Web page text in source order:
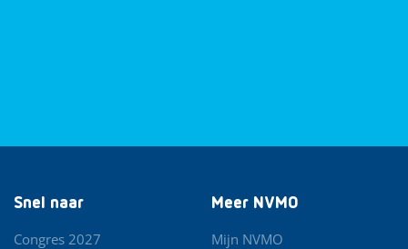
Snel naar
Congres 2027
Meer NVMO
Mijn NVMO